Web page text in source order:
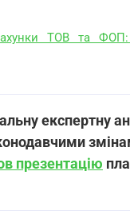
ТОВ та
експертну
презентацію